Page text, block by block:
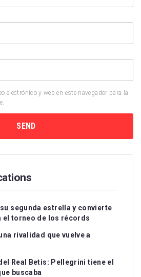
electrónico y web en este navegador para la
segunda estrella y convierte
el torneo de los récords
rivalidad que vuelve a
Real Betis: Pellegrini tiene el
buscaba